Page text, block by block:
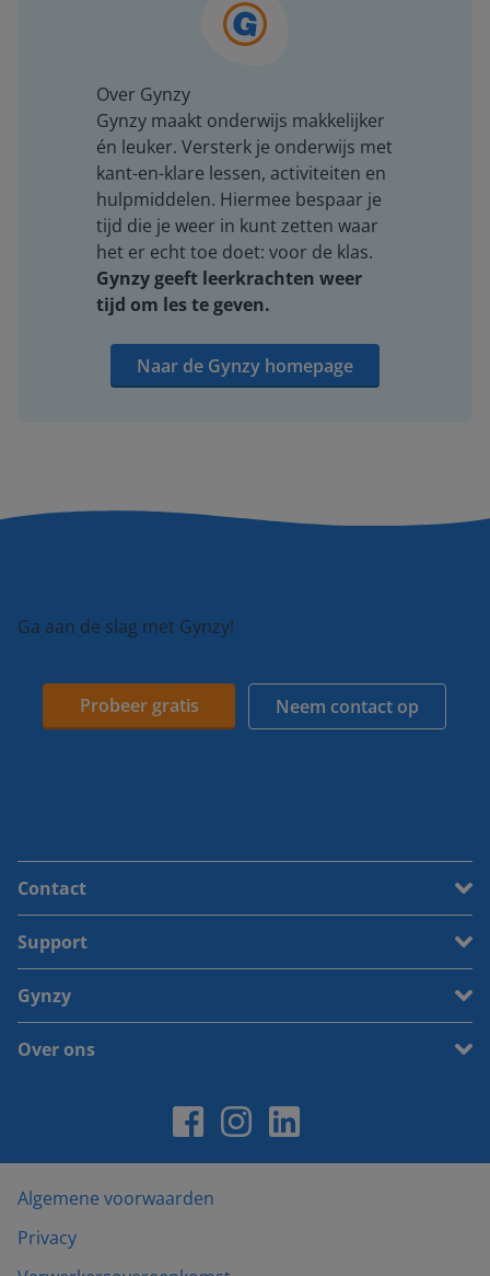
Over Gynzy
Gynzy maakt onderwijs makkelijker
én leuker. Versterk je onderwijs met
kant-en-klare lessen, activiteiten en
hulpmiddelen. Hiermee bespaar je
tijd die je weer in kunt zetten waar
het er echt toe doet: voor de klas.
Gynzy geeft leerkrachten weer
tijd om les te geven.
Naar de Gynzy homepage
Ga aan de slag met Gynzy!
Probeer gratis Neem contact op
Contact
Support
Gynzy
Over ons
Algemene voorwaarden
Privacy